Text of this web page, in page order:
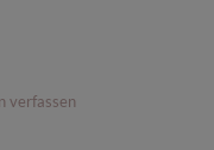
verfassen